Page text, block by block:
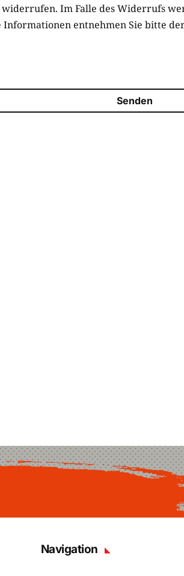
Im Falle des Widerrufs
Informationen entnehmen Sie bitte
Senden
Navigation